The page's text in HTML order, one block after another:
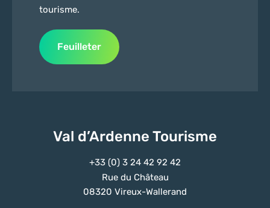
tourisme.
Feuilleter
Val d’Ardenne Tourisme
+33 (0) 3 24 42 92 42
Rue du Château
08320 Vireux-Wallerand